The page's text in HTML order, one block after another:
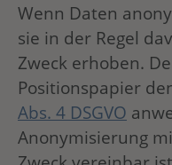
Wenn Daten
sie in der Regel
Zweck erhoben.
Positionspapier
Abs. 4 DSGVO
Anonymisierung